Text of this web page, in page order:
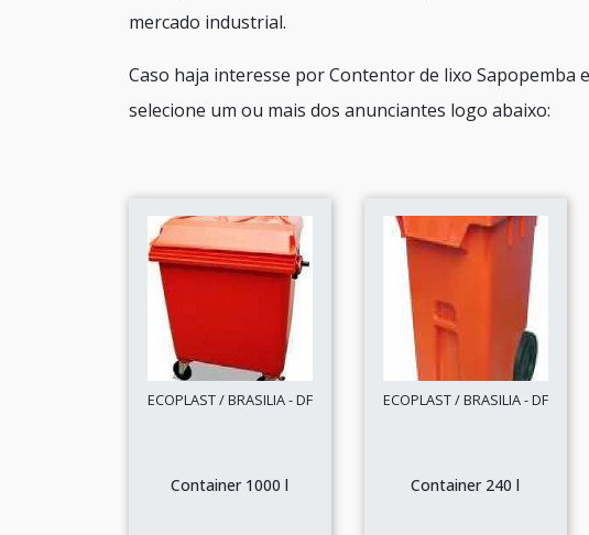
mercado industrial.
Caso haja interesse por Contentor de lixo
selecione um ou mais dos anunciantes logo abaixo:
ECOPLAST / BRASILIA - DF
Container 1000 l
ECOPLAST / BRASILIA - DF
Container 240 l